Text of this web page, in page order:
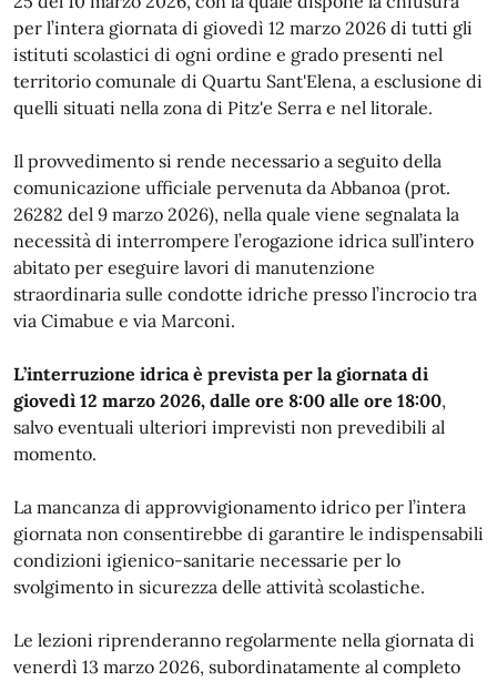
per l’intera giornata di giovedì 12 marzo 2026 di tutti gli
istituti scolastici di ogni ordine e grado presenti nel
territorio comunale di Quartu Sant'Elena, a esclusione di
quelli situati nella zona di Pitz'e Serra e nel litorale.
Il provvedimento si rende necessario a seguito della
comunicazione ufficiale pervenuta da Abbanoa (prot.
26282 del 9 marzo 2026), nella quale viene segnalata la
necessità di interrompere l’erogazione idrica sull’intero
abitato per eseguire lavori di manutenzione
straordinaria sulle condotte idriche presso l’incrocio tra
via Cimabue e via Marconi.
L’interruzione idrica è prevista per la giornata di
giovedì 12 marzo 2026, dalle ore 8:00 alle ore 18:00,
salvo eventuali ulteriori imprevisti non prevedibili al
momento.
La mancanza di approvvigionamento idrico per l’intera
giornata non consentirebbe di garantire le indispensabili
condizioni igienico-sanitarie necessarie per lo
svolgimento in sicurezza delle attività scolastiche.
Le lezioni riprenderanno regolarmente nella giornata di
venerdì 13 marzo 2026, subordinatamente al completo